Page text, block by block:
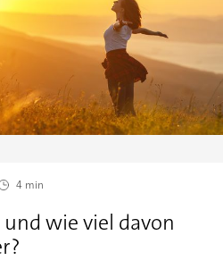
4 min
wie viel davon